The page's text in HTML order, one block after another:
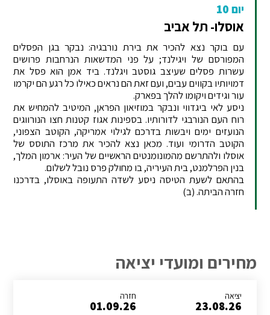
יום 10
אוסלו- תל אביב
עם בוקר נצא להכיר את בירת נורבגיה: נבקר בגן הפסלים
המפורסם של ויגילנד; על פני המדשאות הנרחבות פרושים
עשרות פסלים שעיצב גוסטב ויגלנד. ביד אמן הוא פסל את
דמויותיו בקווים עבים, ועם זאת הם נראים כאילו כל רגע הם יקרמו
עור וגידים ויקומו להלך בפארק.
ניסע לאי ביגדווי ונבקר במוזיאון הפראן, המיטיב להמחיש את
רוח העם הנורבגי לדורותיו. בספינות אגוז קטנות חצו הנורווגים
הנועזים ימים ויבשות בדרכם לגילוי אמריקה, הקוטב הצפוני,
הקוטב הדרומי ועוד. מכאן נצא להכיר את מרכז התוסס של
אוסלו ולהתרשם מהמונומנטים הראשיים של העיר: ארמון המלך,
בנין הפרלמנט, בית העיריה, בו מחולק פרס נובל לשלום.
בהתאם לשעת הטיסה ניסע לשדה התעופה באוסלו, בדרכנו
חזרה הביתה. (ב)
מחירים ומועדי יציאה
יציאה
23.08.26
חזרה
01.09.26